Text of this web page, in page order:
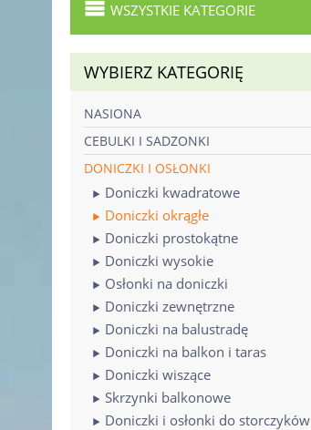
WSZYSTKIE KATEGORIE
WYBIERZ KATEGORIĘ
NASIONA
CEBULKI I SADZONKI
DONICZKI I OSŁONKI
Doniczki kwadratowe
Doniczki okrągłe
Doniczki prostokątne
Doniczki wysokie
Osłonki na doniczki
Doniczki zewnętrzne
Doniczki na balustradę
Doniczki na balkon i taras
Doniczki wiszące
Skrzynki balkonowe
Doniczki i osłonki do storczyków